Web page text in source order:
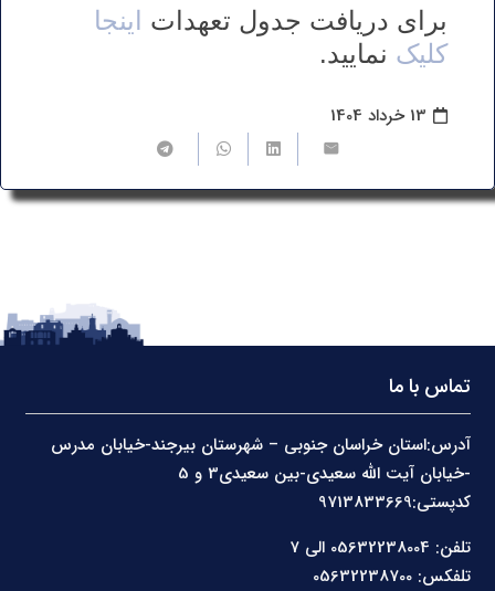
برای دریافت جدول تعهدات اینجا
کلیک نمایید.
13 خرداد 1404
تماس با ما
آدرس:استان خراسان جنوبی – شهرستان بیرجند-خیابان مدرس
کدپستی:9713833669
تلفن: 05632238004 الی 7
تلفکس: 05632238700